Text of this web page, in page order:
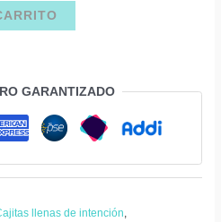
GARANTIZADO
llenas de intención